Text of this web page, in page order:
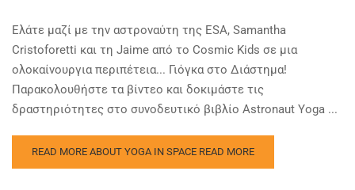
Ελάτε μαζί με την αστροναύτη της ESA, Samantha
Cristoforetti και τη Jaime από το Cosmic Kids σε μια
ολοκαίνουργια περιπέτεια... Γιόγκα στο Διάστημα!
Παρακολουθήστε τα βίντεο και δοκιμάστε τις
δραστηριότητες στο συνοδευτικό βιβλίο Astronaut Yoga ...
READ MORE ABOUT YOGA IN SPACE READ MORE